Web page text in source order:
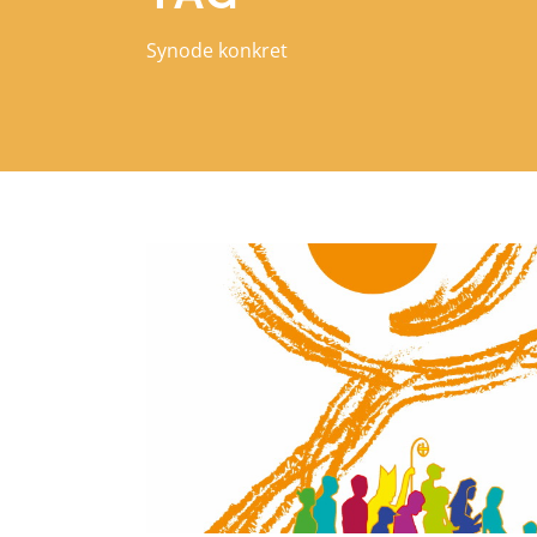
Synode konkret